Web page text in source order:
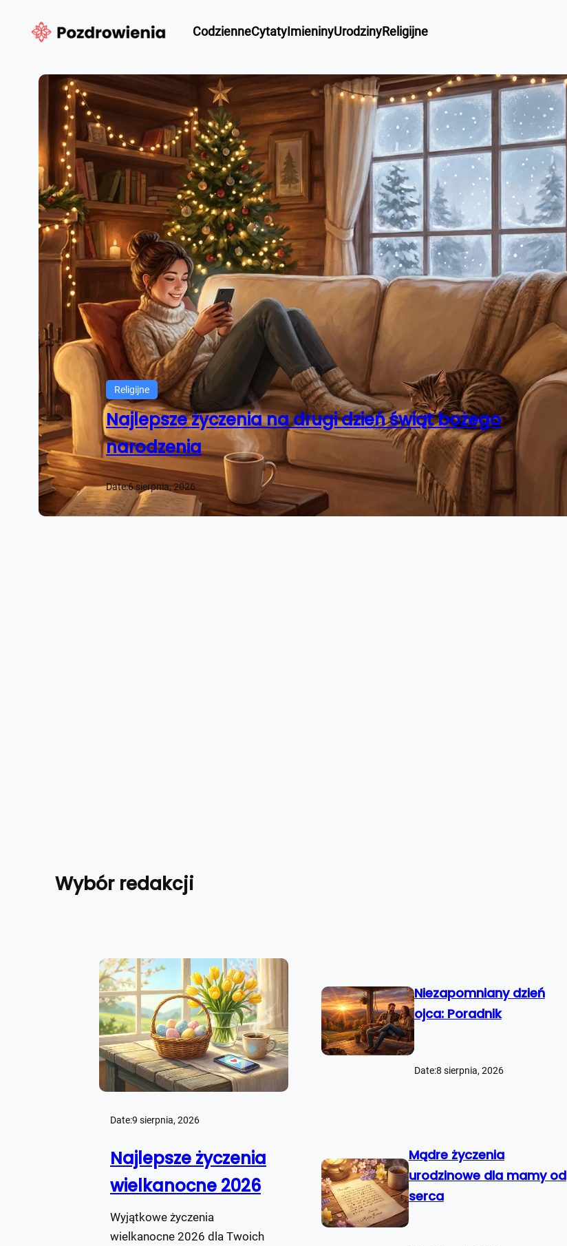
CodzienneCytatyImieninyUrodzinyReligijne
Religijne
Najlepsze życzenia na drugi dzień świąt bożego
narodzenia
Date:6 sierpnia, 2026
Wybór redakcji
Date:9 sierpnia, 2026
Najlepsze życzenia
wielkanocne 2026
Wyjątkowe życzenia
wielkanocne 2026 dla Twoich
Niezapomniany dzień
ojca: Poradnik
Date:8 sierpnia, 2026
Mądre życzenia
urodzinowe dla mamy od
serca